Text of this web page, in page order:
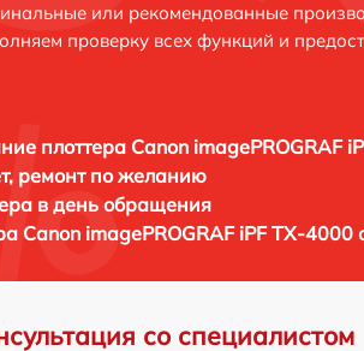
или рекомендованные
проверку всех функций и
плоттера Canon imagePROGRAF
ремонт по желанию
в день обращения
Canon imagePROGRAF iPF TX-4000
со специалистом